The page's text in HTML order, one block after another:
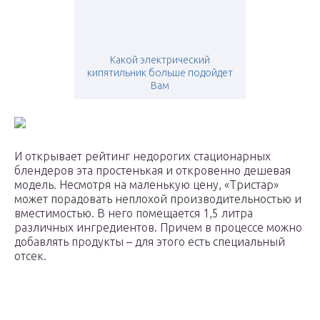
Какой электрический
кипятильник больше подойдет
Вам
И открывает рейтинг недорогих стационарных
блендеров эта простенькая и откровенно дешевая
модель. Несмотря на маленькую цену, «Тристар»
может порадовать неплохой производительностью и
вместимостью. В него помещается 1,5 литра
различных ингредиентов. Причем в процессе можно
добавлять продукты – для этого есть специальный
отсек.